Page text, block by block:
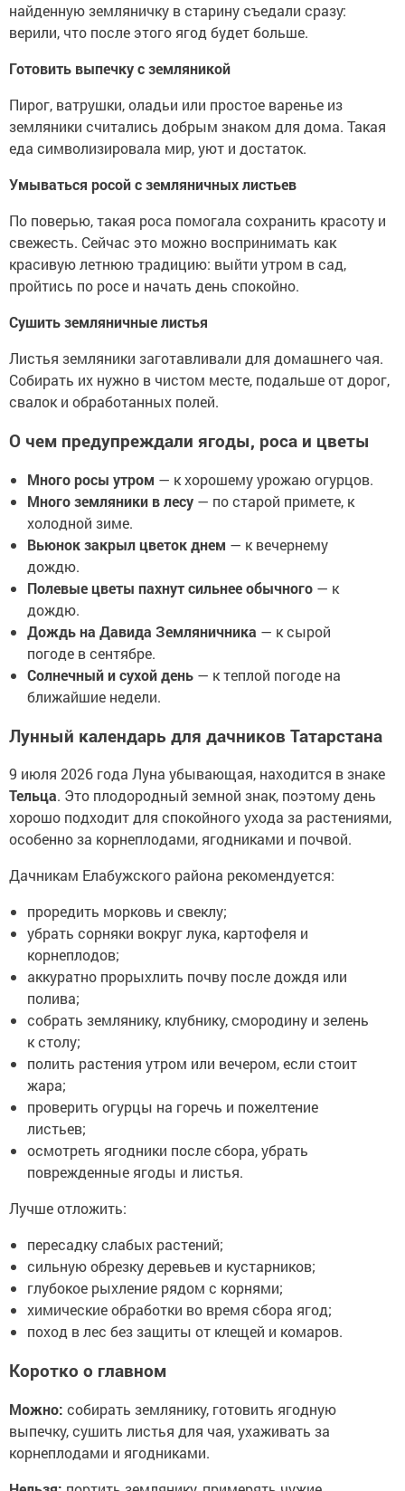
найденную земляничку в старину съедали сразу:
верили, что после этого ягод будет больше.
Готовить выпечку с земляникой
Пирог, ватрушки, оладьи или простое варенье из
земляники считались добрым знаком для дома. Такая
еда символизировала мир, уют и достаток.
Умываться росой с земляничных листьев
По поверью, такая роса помогала сохранить красоту и
свежесть. Сейчас это можно воспринимать как
красивую летнюю традицию: выйти утром в сад,
пройтись по росе и начать день спокойно.
Сушить земляничные листья
Листья земляники заготавливали для домашнего чая.
Собирать их нужно в чистом месте, подальше от дорог,
свалок и обработанных полей.
О чем предупреждали ягоды, роса и цветы
Много росы утром — к хорошему урожаю огурцов.
Много земляники в лесу — по старой примете, к
холодной зиме.
Вьюнок закрыл цветок днем — к вечернему
дождю.
Полевые цветы пахнут сильнее обычного — к
дождю.
Дождь на Давида Земляничника — к сырой
погоде в сентябре.
Солнечный и сухой день — к теплой погоде на
ближайшие недели.
Лунный календарь для дачников Татарстана
9 июля 2026 года Луна убывающая, находится в знаке
Тельца. Это плодородный земной знак, поэтому день
хорошо подходит для спокойного ухода за растениями,
особенно за корнеплодами, ягодниками и почвой.
Дачникам Елабужского района рекомендуется:
проредить морковь и свеклу;
убрать сорняки вокруг лука, картофеля и
корнеплодов;
аккуратно прорыхлить почву после дождя или
полива;
собрать землянику, клубнику, смородину и зелень
к столу;
полить растения утром или вечером, если стоит
жара;
проверить огурцы на горечь и пожелтение
листьев;
осмотреть ягодники после сбора, убрать
поврежденные ягоды и листья.
Лучше отложить:
пересадку слабых растений;
сильную обрезку деревьев и кустарников;
глубокое рыхление рядом с корнями;
химические обработки во время сбора ягод;
поход в лес без защиты от клещей и комаров.
Коротко о главном
Можно: собирать землянику, готовить ягодную
выпечку, сушить листья для чая, ухаживать за
корнеплодами и ягодниками.